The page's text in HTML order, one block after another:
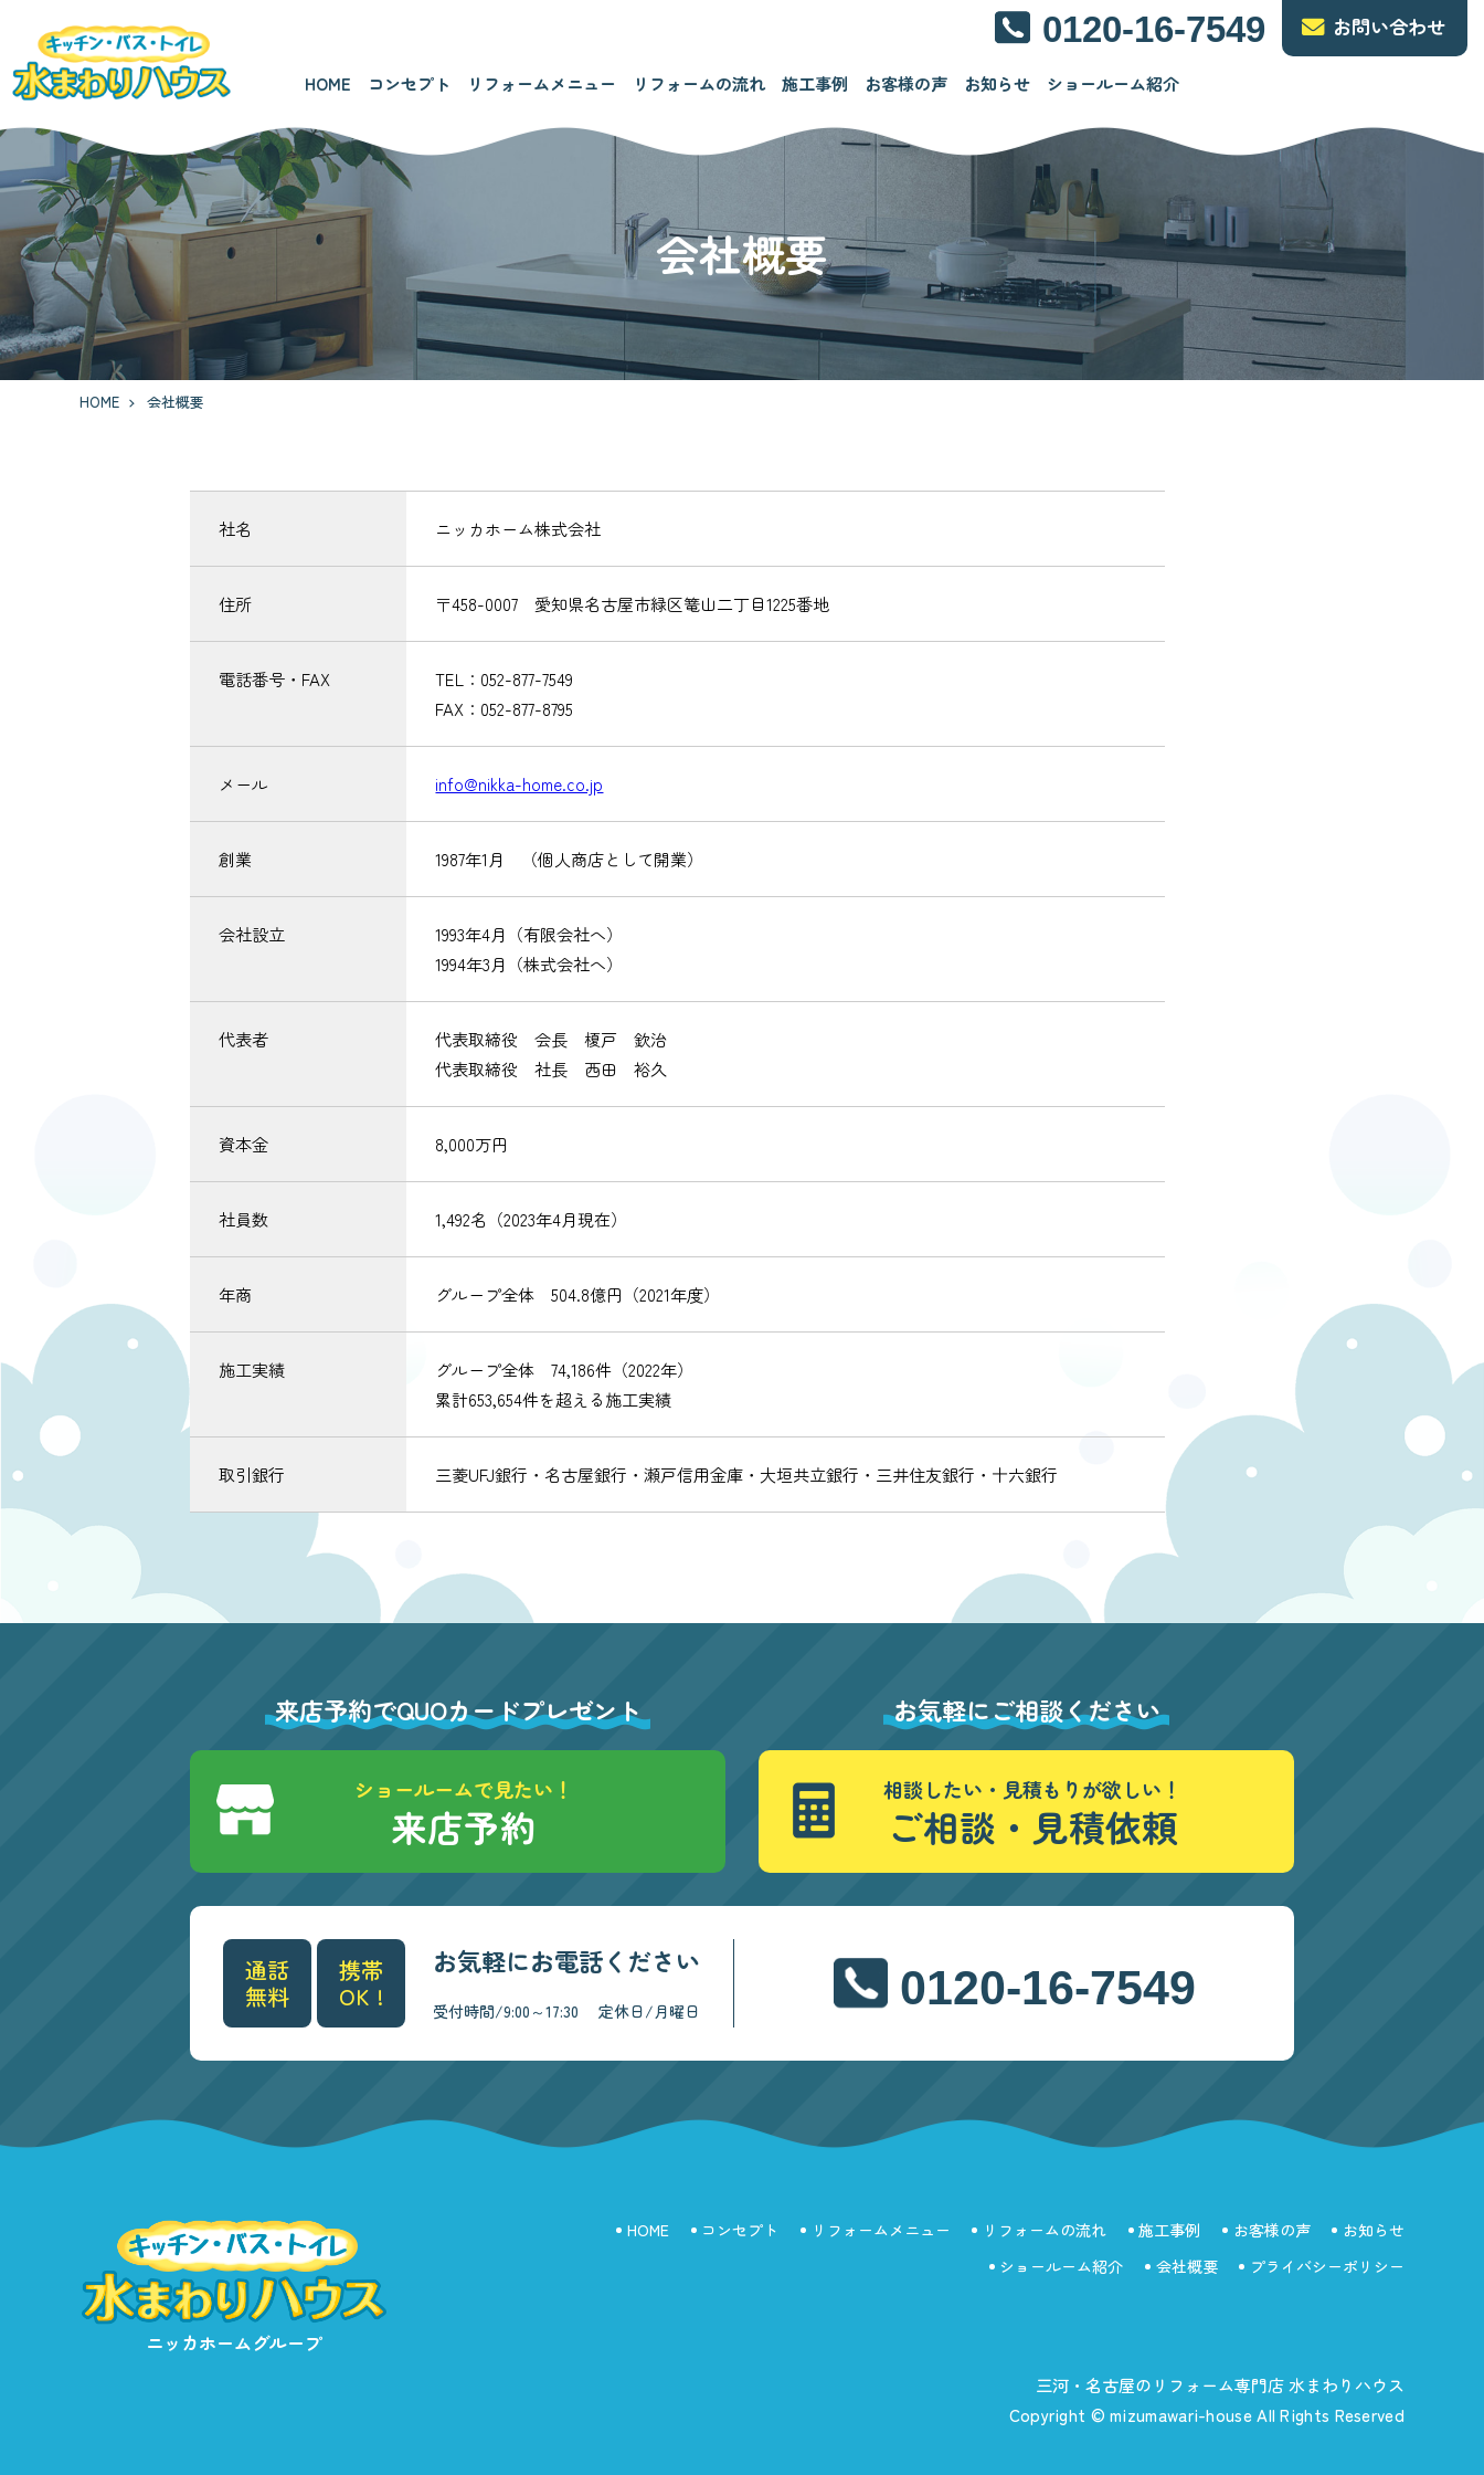
0120-16-7549 お問い合わせ
HOME コンセプト リフォームメニュー リフォームの流れ 施工事例 お客様の声 お知らせ ショールーム紹介
会社概要
HOME 会社概要
社名 ニッカホーム株式会社
住所 〒458-0007 愛知県名古屋市緑区篭山二丁目1225番地
電話番号・FAX
TEL：052-877-7549
FAX：052-877-8795
メール info@nikka-home.co.jp
創業 1987年1月 （個人商店として開業）
会社設立
1993年4月（有限会社へ）
1994年3月（株式会社へ）
代表者
代表取締役 会長 榎戸 欽治
代表取締役 社長 西田 裕久
資本金 8,000万円
社員数 1,492名（2023年4月現在）
年商 グループ全体 504.8億円（2021年度）
施工実績
グループ全体 74,186件（2022年）
累計653,654件を超える施工実績
取引銀行 三菱UFJ銀行・名古屋銀行・瀬戸信用金庫・大垣共立銀行・三井住友銀行・十六銀行
来店予約でQUOカードプレゼント
ショールームで見たい！
来店予約
お気軽にご相談ください
相談したい・見積もりが欲しい！
ご相談・見積依頼
通話
無料
携帯
OK !
お気軽にお電話ください
受付時間/9:00～17:30 定休日/月曜日 0120-16-7549
ニッカホームグループ
HOME コンセプト リフォームメニュー リフォームの流れ 施工事例 お客様の声
お知らせ
ショールーム紹介
会社概要 プライバシーポリシー
三河・名古屋のリフォーム専門店 水まわりハウス
Copyright © mizumawari-house All Rights Reserved